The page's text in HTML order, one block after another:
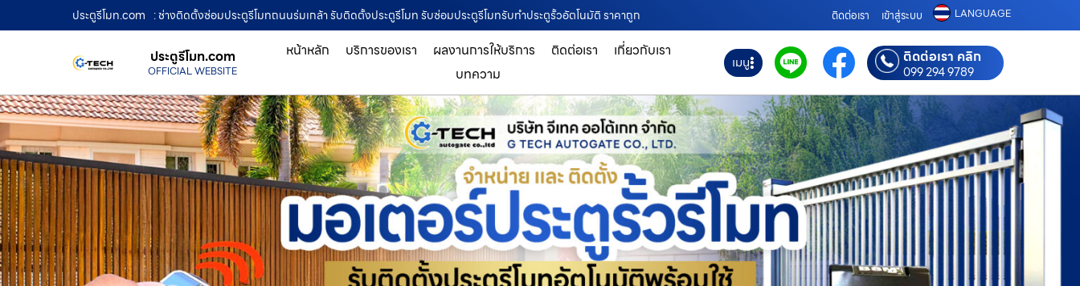
ประตูรีโมท.com : ช่างติดตั้งซ่อมประตูรีโมทถนนร่มเกล้า รับติดตั้งประตูรีโมท รับซ่อมประตูรีโมทรับทำประตูรั้วอัตโนมัติ ราคาถูก ติดต่อเรา เข้าสู่ระบบ LANGUAGE
ประตูรีโมท.com
OFFICIAL WEBSITE
หน้าหลัก บริการของเรา ผลงานการให้บริการ ติดต่อเรา
เกี่ยวกับเรา
บทความ
เมนู ติดต่อเรา คลิก
099 294 9789